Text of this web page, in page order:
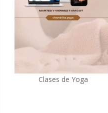
Clases de Yoga